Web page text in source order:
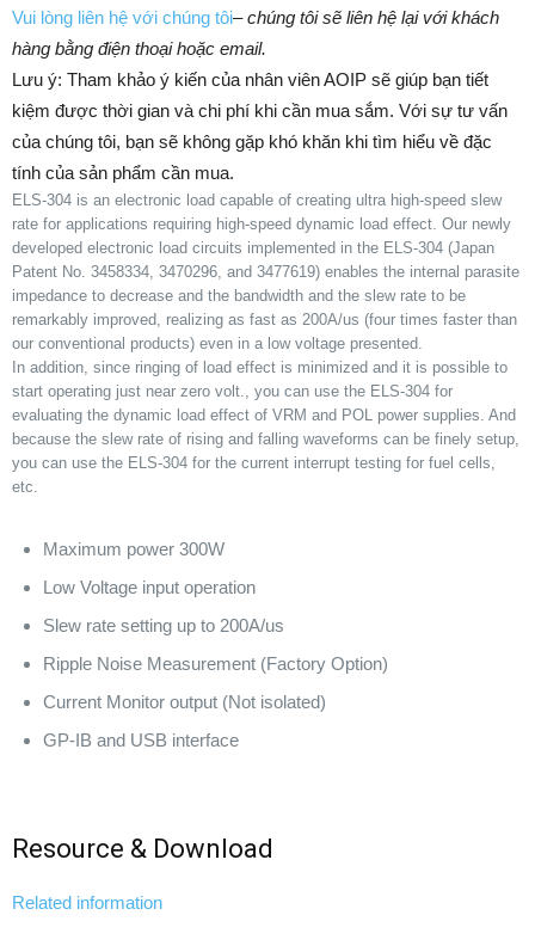
Vui lòng liên hệ với chúng tôi–chúng tôi sẽ liên hệ lại với khách
hàng bằng điện thoại hoặc email.
Lưu ý: Tham khảo ý kiến của nhân viên AOIP sẽ giúp bạn tiết
kiệm được thời gian và chi phí khi cần mua sắm. ​​Với sự tư vấn
của chúng tôi, bạn sẽ không gặp khó khăn khi tìm hiểu về đặc
tính của sản phẩm cần mua.
ELS-304 is an electronic load capable of creating ultra high-speed slew
rate for applications requiring high-speed dynamic load effect. Our newly
developed electronic load circuits implemented in the ELS-304 (Japan
Patent No. 3458334, 3470296, and 3477619) enables the internal parasite
impedance to decrease and the bandwidth and the slew rate to be
remarkably improved, realizing as fast as 200A/us (four times faster than
our conventional products) even in a low voltage presented.
In addition, since ringing of load effect is minimized and it is possible to
start operating just near zero volt., you can use the ELS-304 for
evaluating the dynamic load effect of VRM and POL power supplies. And
because the slew rate of rising and falling waveforms can be finely setup,
you can use the ELS-304 for the current interrupt testing for fuel cells,
etc.
Maximum power 300W
Low Voltage input operation
Slew rate setting up to 200A/us
Ripple Noise Measurement (Factory Option)
Current Monitor output (Not isolated)
GP-IB and USB interface
Resource & Download
Related information